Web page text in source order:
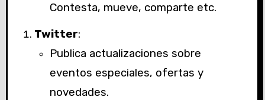
Contesta, mueve, comparte etc.
Twitter:
Publica actualizaciones sobre
eventos especiales, ofertas y
novedades.